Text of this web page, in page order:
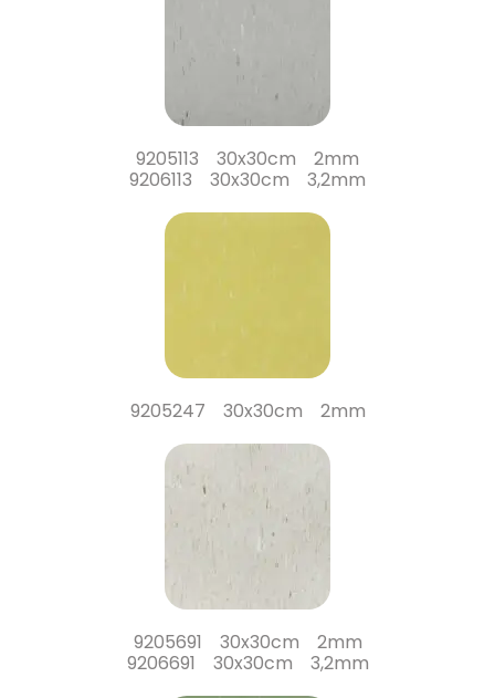
9205113 30x30cm 2mm
9206113 30x30cm 3,2mm
9205247 30x30cm 2mm
9205691 30x30cm 2mm
9206691 30x30cm 3,2mm